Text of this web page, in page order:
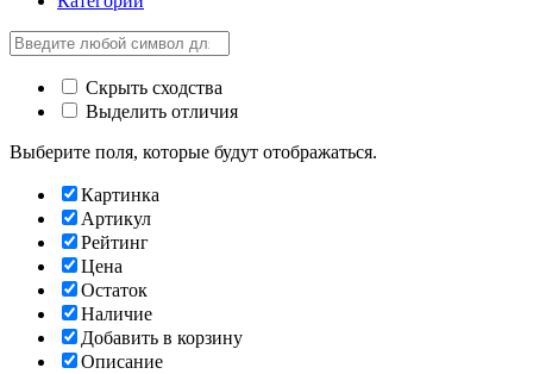
Скрыть сходства
Выделить отличия
Выберите поля, которые будут отображаться.
Картинка
Артикул
Рейтинг
Цена
Остаток
Наличие
Добавить в корзину
Описание